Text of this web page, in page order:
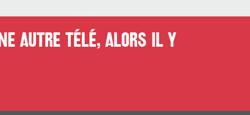
autre télé, alors il y